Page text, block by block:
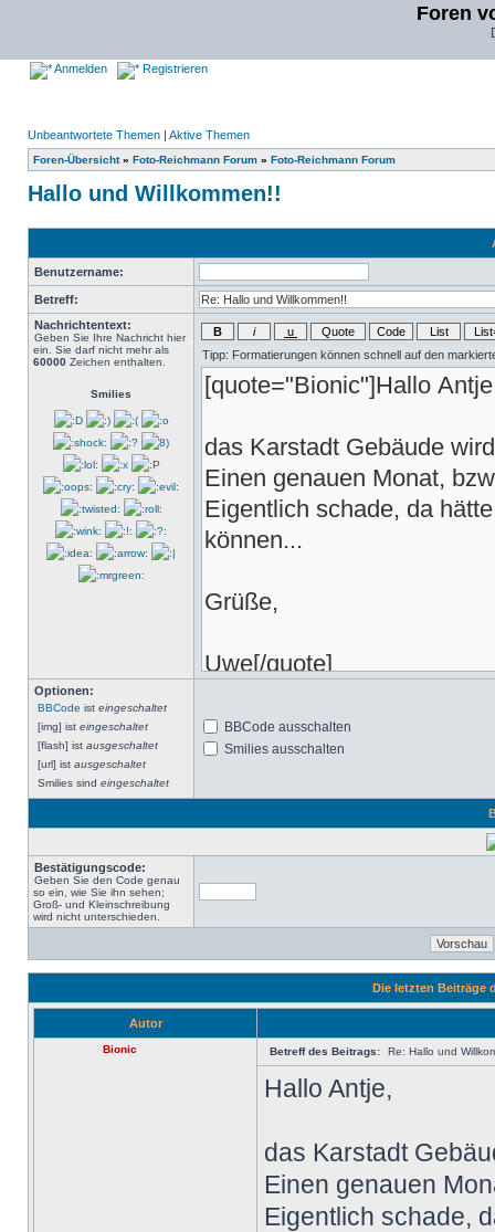
Foren
Anmelden Registrieren
Unbeantwortete Themen | Aktive Themen
Foren-Übersicht» Foto-Reichmann Forum » Foto-Reichmann Forum
Hallo und Willkommen!!
Benutzername:
Betreff:
Nachrichtentext:
Geben Sie Ihre Nachricht hier
ein. Sie darf nicht mehr als
60000 Zeichen enthalten.
Smilies
Optionen:
BBCode ist eingeschaltet
[img] ist eingeschaltet
[flash] ist ausgeschaltet
[url] ist ausgeschaltet
Smilies sind eingeschaltet
BBCode ausschalten
Smilies ausschalten
Bestätigungscode:
Geben Sie den Code genau
so ein, wie Sie ihn sehen;
Groß- und Kleinschreibung
wird nicht unterschieden.
Die letzten Beiträge
Autor
Bionic Betreff des Beitrags: Re: Hallo und
Hallo Antje,
das Karstadt
Einen genauen
Eigentlich schade,